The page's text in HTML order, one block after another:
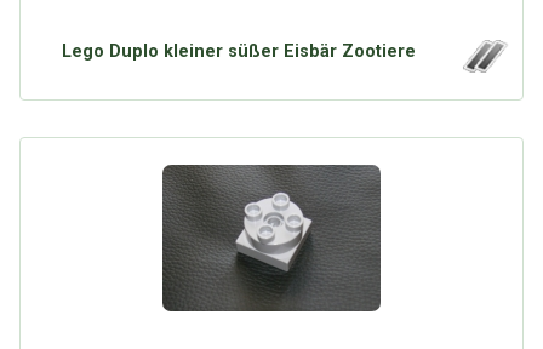
Mediadaten
Presse News
Erweitere Suche
Suchanfragen
Lego Duplo kleiner süßer Eisbär Zootiere